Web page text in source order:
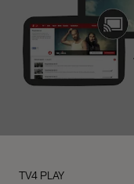
TV4 PLAY